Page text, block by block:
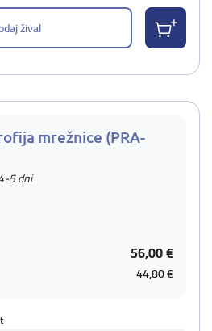
žival
mrežnice (PRA-
5 dni
56,00 €
44,80 €